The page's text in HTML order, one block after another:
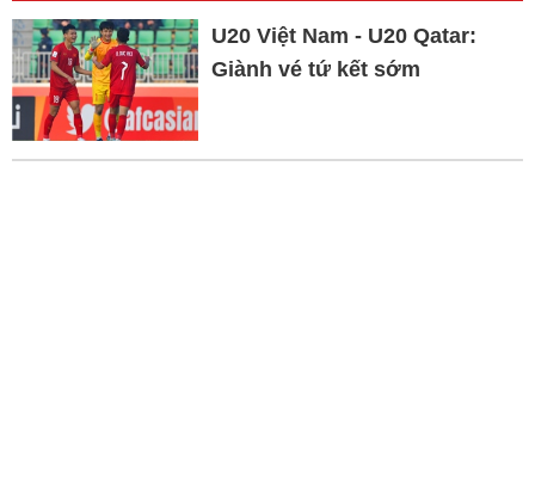
U20 Việt Nam - U20 Qatar:
Giành vé tứ kết sớm